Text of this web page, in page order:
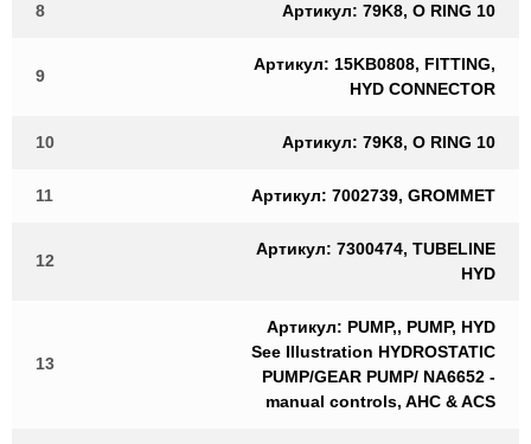
8 Артикул: 79K8, O RING 10
9
Артикул: 15KB0808, FITTING,
HYD CONNECTOR
10 Артикул: 79K8, O RING 10
11 Артикул: 7002739, GROMMET
12
Артикул: 7300474, TUBELINE
HYD
13
Артикул: PUMP,, PUMP, HYD
See Illustration HYDROSTATIC
PUMP/GEAR PUMP/ NA6652 -
manual controls, AHC & ACS